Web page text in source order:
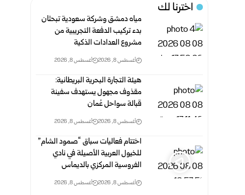
اخترنا لك
مياه دمشق وشركة سعودية تبحثان
بدء تركيب الدفعة التجريبية من
مشروع ‌‏العدادات الذكية ‏
أغسطس 8, 2026 أغسطس 8, 2026
هيئة التجارة البحرية البريطانية:
مقذوف مجهول يستهدف سفينة
قبالة سواحل عُمان
أغسطس 8, 2026 أغسطس 8, 2026
اختتام فعاليات سباق “صمود الشام”
للخيول العربية الأصيلة في نادي
الفروسية المركزي بالديماس
أغسطس 8, 2026 أغسطس 8, 2026